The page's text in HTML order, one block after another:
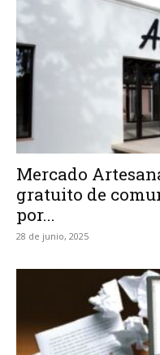
Mercado
gratuito de
por...
28 de junio, 2025